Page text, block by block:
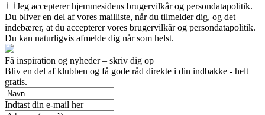
Jeg accepterer hjemmesidens brugervilkår og persondatapolitik.
Du bliver en del af vores mailliste, når du tilmelder dig, og det
indebærer, at du accepterer vores brugervilkår og persondatapolitik.
Du kan naturligvis afmelde dig når som helst.
Få inspiration og nyheder – skriv dig op
Bliv en del af klubben og få gode råd direkte i din indbakke - helt
gratis.
Indtast din e-mail her